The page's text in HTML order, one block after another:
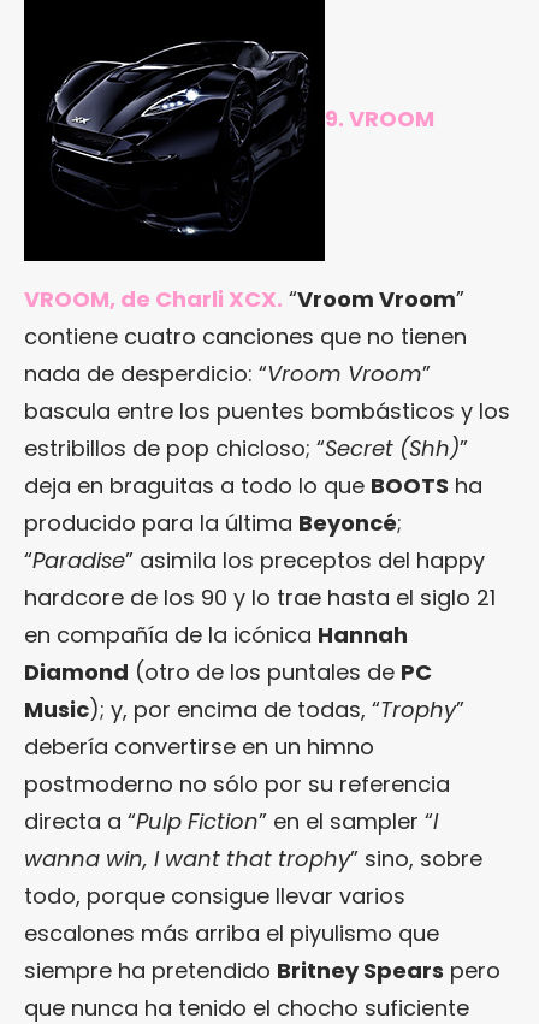
9. VROOM
VROOM, de Charli XCX. “Vroom Vroom”
contiene cuatro canciones que no tienen
nada de desperdicio: “Vroom Vroom”
bascula entre los puentes bombásticos y los
estribillos de pop chicloso; “Secret (Shh)”
deja en braguitas a todo lo que BOOTS ha
producido para la última Beyoncé;
“Paradise” asimila los preceptos del happy
hardcore de los 90 y lo trae hasta el siglo 21
en compañía de la icónica Hannah
Diamond (otro de los puntales de PC
Music); y, por encima de todas, “Trophy”
debería convertirse en un himno
postmoderno no sólo por su referencia
directa a “Pulp Fiction” en el sampler “I
wanna win, I want that trophy” sino, sobre
todo, porque consigue llevar varios
escalones más arriba el piyulismo que
siempre ha pretendido Britney Spears pero
que nunca ha tenido el chocho suficiente